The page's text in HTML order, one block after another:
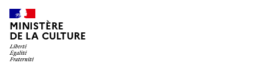
MINISTÈRE
DE LA CULTURE